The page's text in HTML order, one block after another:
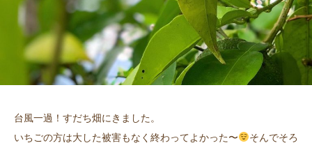
台風一過！すだち畑にきました。
いちごの方は大した被害もなく終わってよかった〜
そんでそろ